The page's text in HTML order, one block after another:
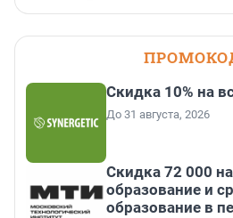
Скидка 10% на
До 31 августа, 2026
Скидка 72 000
образование и
образование в